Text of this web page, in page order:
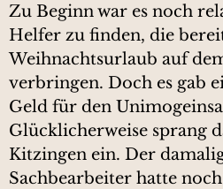
Zu Beginn war es noch
Helfer zu finden, die
Weihnachtsurlaub auf
verbringen. Doch es gab
Geld für den
Glücklicherweise sprang
Kitzingen ein. Der
Sachbearbeiter hatte